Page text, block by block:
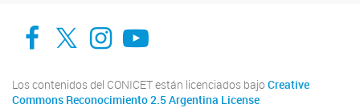
Facebook
Twitter
Instagram
Youtube
Los contenidos del CONICET están licenciados bajo Creative
Commons Reconocimiento 2.5 Argentina License